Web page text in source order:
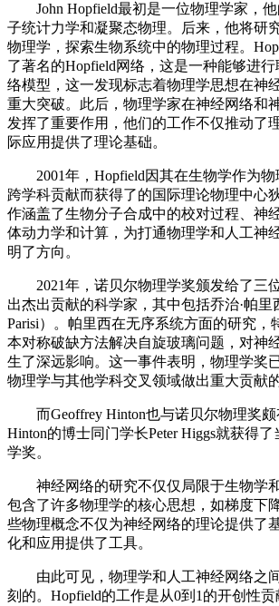
John Hopfield最初是一位物理学家，他
子统计力学和凝聚态物理。后来，他将研
物理学，探索生物系统中的物理过程。
了著名的Hopfield网络，这是一种能够进
络模型，这一发现标志着物理学思想在神
重大突破。此后，物理学家在神经网络和
发挥了重要作用，他们的工作不仅推动了
际应用提供了理论基础。
2001年，Hopfield因其在生物学作为物
跨学科贡献而获得了的国际理论物理中心
作涵盖了生物分子合成中的校对过程、神
体动力学和计算，为打通物理学和人工神
明了方向。
2021年，诺贝尔物理学奖颁发给了三
出杰出贡献的科学家，其中包括乔治·帕里
Parisi）。帕里西在无序系统方面的研究，
本对称破缺方法解决自旋玻璃问题，对神
生了深远影响。这一事件表明，物理学奖
物理学与其他学科交叉领域做出重大贡献
而Geoffrey Hinton也与诺贝尔物理奖颇
Hinton的博士同门学长Peter Higgs就获得
学奖。
神经网络的研究不仅仅局限于生物学
包含了许多物理学的核心思想，如梯度下
些物理概念不仅为神经网络的理论提供了
化和应用提供了工具。
由此可见，物理学和人工神经网络之
刻的。Hopfield的工作是从0到1的开创性